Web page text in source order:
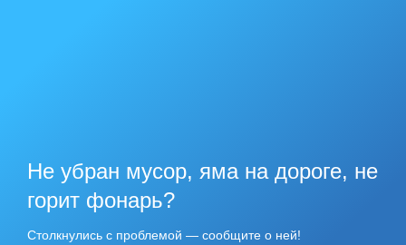
Не убран мусор, яма на дороге, не
горит фонарь?
Столкнулись с проблемой — сообщите о ней!